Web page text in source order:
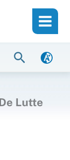
Zoeken
Lutte